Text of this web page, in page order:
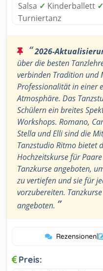
Salsa ✓ Kinderballett ✓
Turniertanz
“2026-
über die besten
verbinden Tradition und
Professionalität in einer
Atmosphäre. Das
Schülern ein breites
Workshops. Romano,
Stella und Elli sind die
Tanzstudio Ritmo bietet
Hochzeitskurse für
Tanzkurse angeboten,
zu vertiefen und sie für
vorzubereiten.
angeboten. ”
Rezensionen|
Preis: